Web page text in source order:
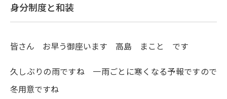
身分制度と和装
皆さん お早う御座います 高島 まこと です
久しぶりの雨ですね 一雨ごとに寒くなる予報ですので
冬用意ですね